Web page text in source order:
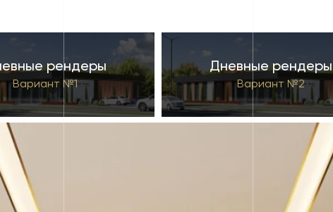
рендеры
Вариант №1
Дневные рендеры
Вариант №2